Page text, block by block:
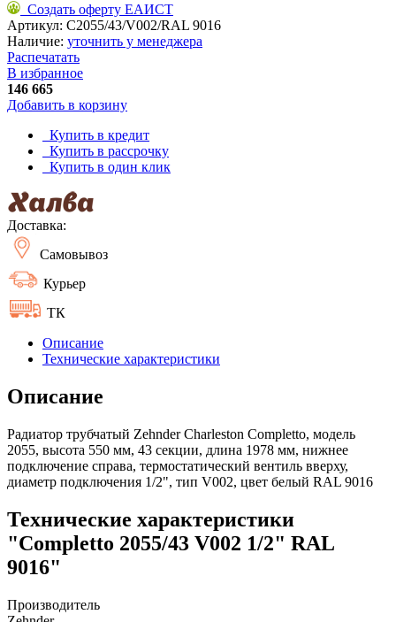
Создать оферту ЕАИСТ
Артикул: C2055/43/V002/RAL 9016
Наличие: уточнить у менеджера
Распечатать
В избранное
146 665
Добавить в корзину
Купить в кредит
Купить в рассрочку
Купить в один клик
Доставка:
Самовывоз
Курьер
ТК
Описание
Технические характеристики
Описание
Радиатор трубчатый Zehnder Charleston Completto, модель
2055, высота 550 мм, 43 секции, длина 1978 мм, нижнее
подключение справа, термостатический вентиль вверху,
диаметр подключения 1/2", тип V002, цвет белый RAL 9016
Технические характеристики
"Completto 2055/43 V002 1/2" RAL
9016"
Производитель